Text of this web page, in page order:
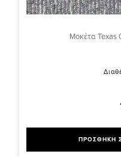
Μοκέτα Texas
ΠΡΟΣΘΗΚΗ